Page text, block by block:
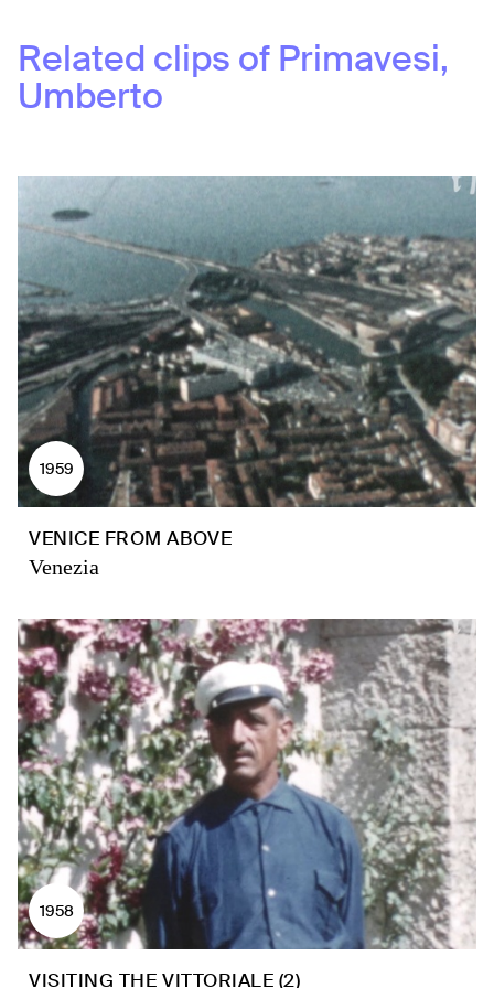
Related clips of Primavesi,
Umberto
1959
VENICE FROM ABOVE
Venezia
1958
VISITING THE VITTORIALE (2)